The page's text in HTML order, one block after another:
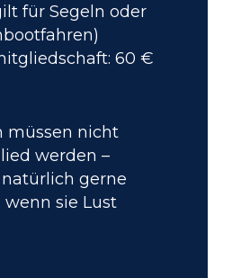
für Segeln oder
60 €
müssen nicht
werden –
gerne
sie Lust